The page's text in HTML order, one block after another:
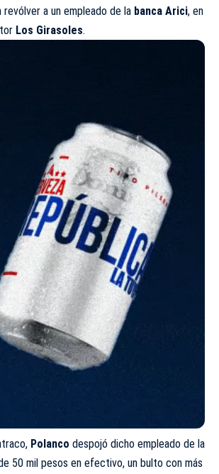
revólver a un empleado de la banca Arici, en
Los Girasoles.
Polanco despojó dicho empleado de la
50 mil pesos en efectivo, un bulto con más